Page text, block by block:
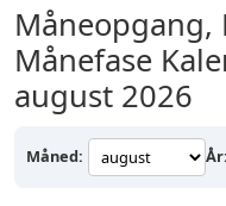
Måneopgang,
Månefase
august 2026
Måned: År: